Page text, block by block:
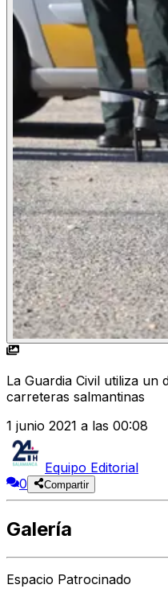
La Guardia Civil utiliza
carreteras salmantinas
1 junio 2021 a las 00:08
Equipo Editorial
0
Compartir
Galería
Espacio Patrocinado